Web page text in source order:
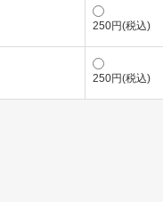
250円(税込)
250円(税込)